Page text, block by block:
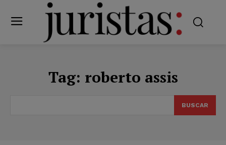
Tag: roberto assis
BUSCAR